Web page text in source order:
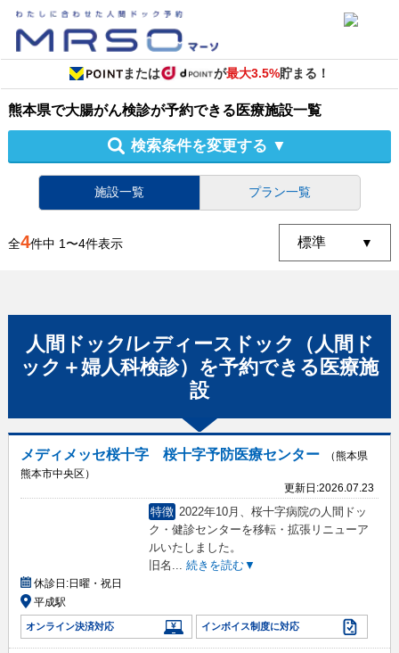
または が最大3.5%貯まる！
熊本県で大腸がん検診が予約できる医療施設一覧
検索条件を変更する ▼
施設一覧 プラン一覧
全4件中 1〜4件表示
人間ドック/レディースドック（人間ド
ック＋婦人科検診） を予約できる 医療施
設
メディメッセ桜十字 桜十字予防医療センター
（熊本県
熊本市中央区）
更新日:2026.07.23
特徴 2022年10月、桜十字病院の人間ドッ
ク・健診センターを移転・拡張リニューア
ルいたしました。
旧名 ... 続きを読む▼
休診日:日曜・祝日
平成駅
オンライン決済対応 インボイス制度に対応